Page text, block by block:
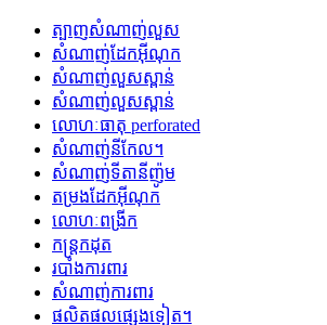
ត្បាញសំណាញ់លួស
សំណាញ់ដែកអ៊ីណុក
សំណាញ់លួសស្ពាន់
សំណាញ់លួសស្ពាន់
លោហៈធាតុ perforated
សំណាញ់នីកែល។
សំណាញ់ទីតានីញ៉ូម
តម្រងដែកអ៊ីណុក
លោហៈពង្រីក
កន្ត្រកដុត
របាំងការពារ
សំណាញ់ការពារ
ផលិតផលផ្សេងទៀត។